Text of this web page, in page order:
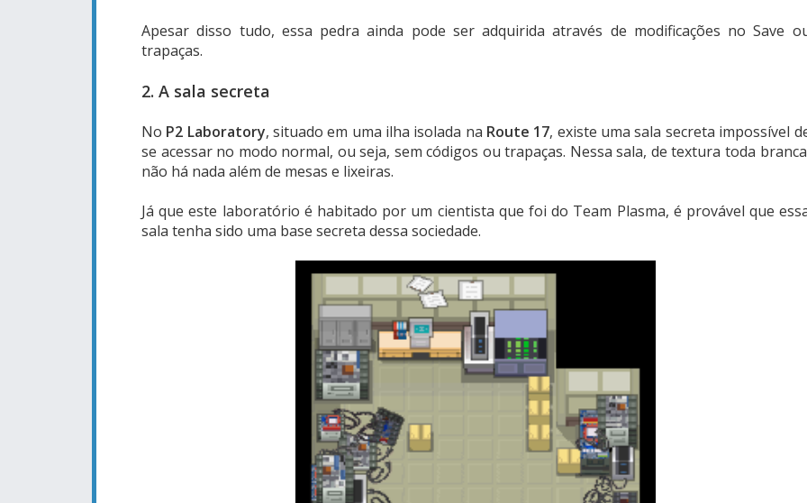
Apesar disso tudo, essa pedra ainda pode ser adquirida através de modificações no Save
trapaças.
2. A sala secreta
No P2 Laboratory, situado em uma ilha isolada na Route 17, existe uma sala secreta impossível
se acessar no modo normal, ou seja, sem códigos ou trapaças. Nessa sala, de textura toda
não há nada além de mesas e lixeiras.
Já que este laboratório é habitado por um cientista que foi do Team Plasma, é provável que
sala tenha sido uma base secreta dessa sociedade.